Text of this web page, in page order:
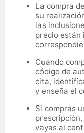
La compra
su
las
precio están
Cuando
código de
cita,
y enseña el
Si compras
vayas al